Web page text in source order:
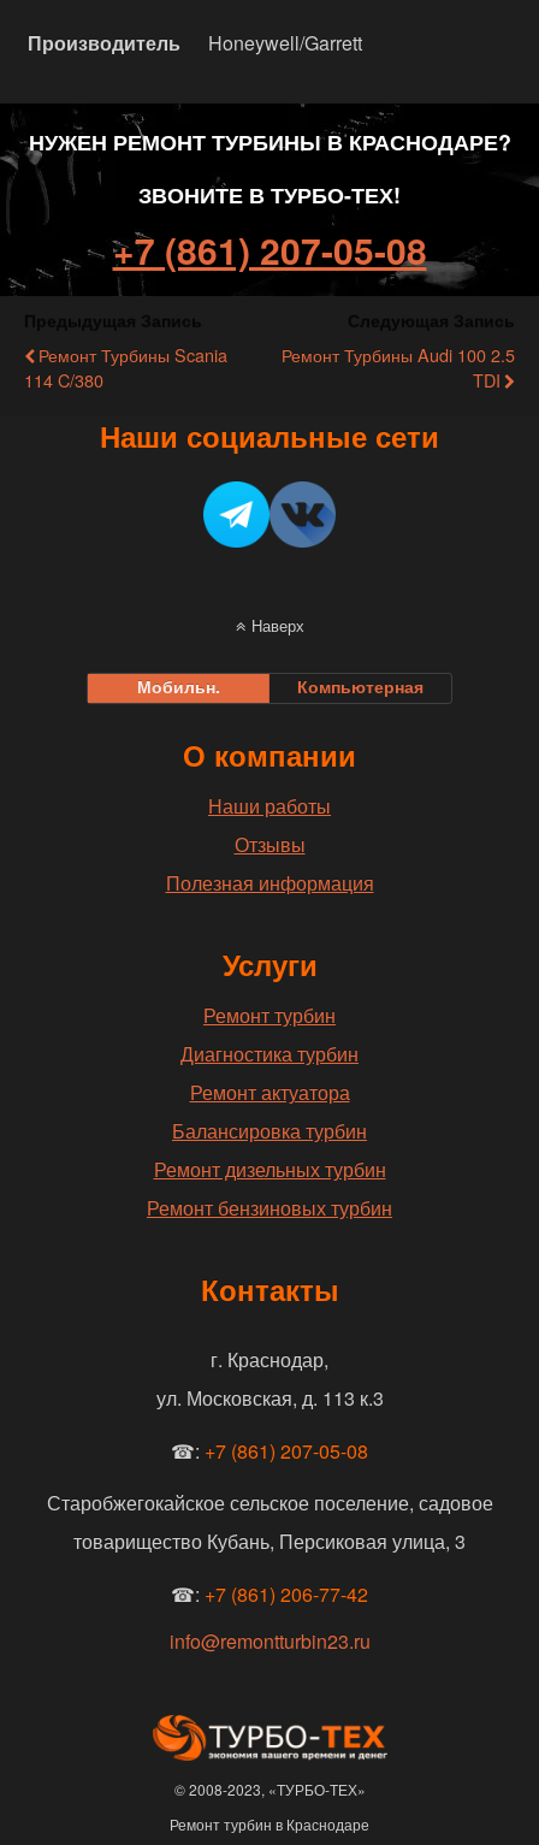
Производитель Honeywell/Garrett
НУЖЕН РЕМОНТ ТУРБИНЫ В КРАСНОДАРЕ?
ЗВОНИТЕ В ТУРБО-ТЕХ!
+7 (861) 207-05-08
Ремонт Турбины Scania
114 C/380
Ремонт Турбины Audi 100 2.5
TDI
Наши социальные сети
Наверх
Мобильн. Компьютерная
О компании
Наши работы
Отзывы
Полезная информация
Услуги
Ремонт турбин
Диагностика турбин
Ремонт актуатора
Балансировка турбин
Ремонт дизельных турбин
Ремонт бензиновых турбин
Контакты
г. Краснодар,
ул. Московская, д. 113 к.3
☎: +7 (861) 207-05-08
Старобжегокайское сельское поселение, садовое
товарищество Кубань, Персиковая улица, 3
☎: +7 (861) 206-77-42
info@remontturbin23.ru
© 2008-2023, «ТУРБО-ТЕХ»
Ремонт турбин в Краснодаре